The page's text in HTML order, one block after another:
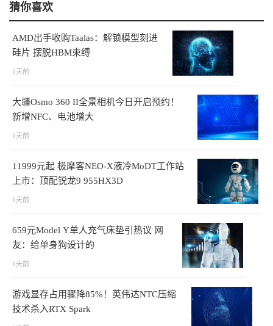
猜你喜欢
AMD出手收购Taalas：解锁模型刻进
硅片 摆脱HBM束缚
1天前
大疆Osmo 360 II全景相机今日开启预约！
新增NFC、电池增大
1天前
11999元起 极摩客NEO-X液冷MoDT工作站
上市：顶配锐龙9 955HX3D
1天前
659元Model Y单人充气床垫引热议 网
友：给单身狗设计的
1天前
游戏显存占用骤降85%！英伟达NTC压缩
技术杀入RTX Spark